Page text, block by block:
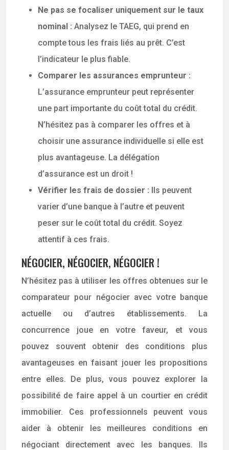
Ne pas se focaliser uniquement sur le taux
nominal : Analysez le TAEG, qui prend en
compte tous les frais liés au prêt. C’est
l’indicateur le plus fiable.
Comparer les assurances emprunteur :
L’assurance emprunteur peut représenter
une part importante du coût total du crédit.
N’hésitez pas à comparer les offres et à
choisir une assurance individuelle si elle est
plus avantageuse. La délégation
d’assurance est un droit !
Vérifier les frais de dossier : Ils peuvent
varier d’une banque à l’autre et peuvent
peser sur le coût total du crédit. Soyez
attentif à ces frais.
NÉGOCIER, NÉGOCIER, NÉGOCIER !
N’hésitez pas à utiliser les offres obtenues sur le
comparateur pour négocier avec votre banque
actuelle ou d’autres établissements. La
concurrence joue en votre faveur, et vous
pouvez souvent obtenir des conditions plus
avantageuses en faisant jouer les propositions
entre elles. De plus, vous pouvez explorer la
possibilité de faire appel à un courtier en crédit
immobilier. Ces professionnels peuvent vous
aider à obtenir les meilleures conditions en
négociant directement avec les banques. Ils